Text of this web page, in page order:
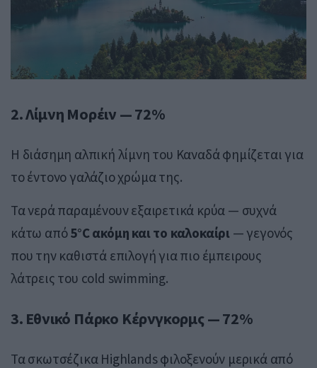
2.Λίμνη Μορέιν — 72%
Η διάσημη αλπική λίμνη του Καναδά φημίζεται για
το έντονο γαλάζιο χρώμα της.
Τα νερά παραμένουν εξαιρετικά κρύα — συχνά
κάτω από5°C ακόμη και το καλοκαίρι — γεγονός
που την καθιστά επιλογή για πιο έμπειρους
λάτρεις του cold swimming.
3. Εθνικό Πάρκο Κέρνγκορμς— 72%
Τα σκωτσέζικα Highlands φιλοξενούν μερικά από